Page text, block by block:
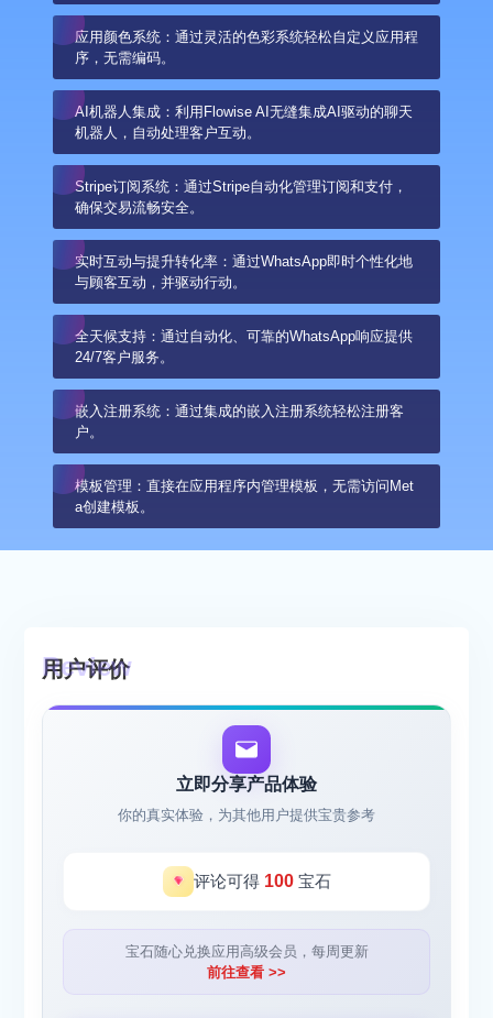
应用颜色系统：通过灵活的色彩系统轻松自定义应用程
序，无需编码。
AI机器人集成：利用Flowise AI无缝集成AI驱动的聊天
机器人，自动处理客户互动。
Stripe订阅系统：通过Stripe自动化管理订阅和支付，
确保交易流畅安全。
实时互动与提升转化率：通过WhatsApp即时个性化地
与顾客互动，并驱动行动。
全天候支持：通过自动化、可靠的WhatsApp响应提供
24/7客户服务。
嵌入注册系统：通过集成的嵌入注册系统轻松注册客
户。
模板管理：直接在应用程序内管理模板，无需访问Met
a创建模板。
用户评价
立即分享产品体验
你的真实体验，为其他用户提供宝贵参考
评论可得 100宝石
宝石随心兑换应用高级会员，每周更新
前往查看 >>